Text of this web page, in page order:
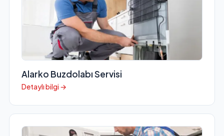
Alarko Buzdolabı Servisi
Detaylı bilgi →